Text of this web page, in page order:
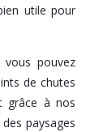
utile pour
pouvez
de chutes
grâce à nos
paysages